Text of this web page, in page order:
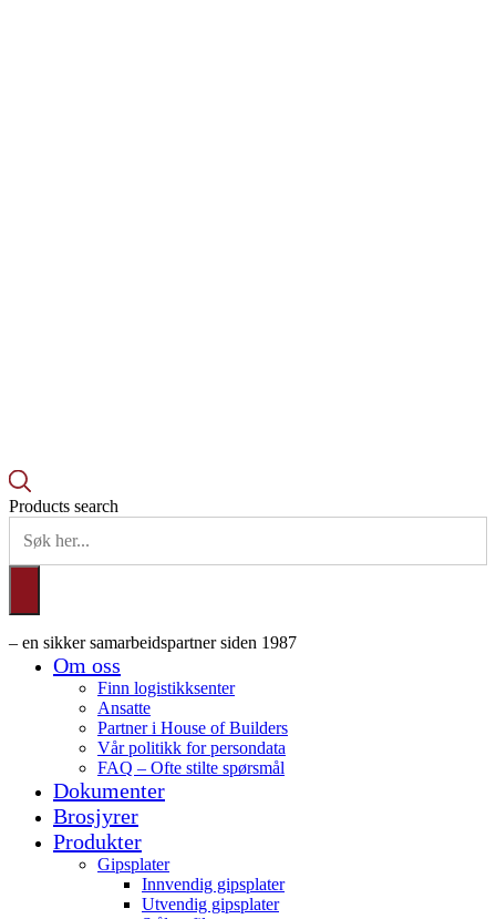
Products search
– en sikker samarbeidspartner siden 1987
Om oss
Finn logistikksenter
Ansatte
Partner i House of Builders
Vår politikk for persondata
FAQ – Ofte stilte spørsmål
Dokumenter
Brosjyrer
Produkter
Gipsplater
Innvendig gipsplater
Utvendig gipsplater